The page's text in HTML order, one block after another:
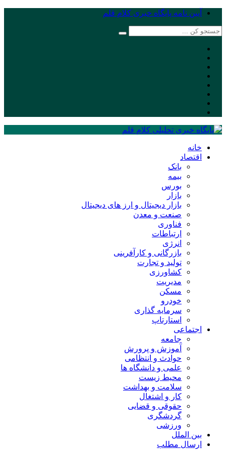
آیین نامه پایگاه خبری کلام قلم
خانه
اقتصاد
بانک
بیمه
بورس
بازار
بازار دیجیتال و ارز های دیجیتال
صنعت و معدن
فناوری
ارتباطات
انرژی
بازرگانی و کارآفرینی
تولید و تجارت
کشاورزی
مدیریت
مسکن
خودرو
سرمایه گذاری
استارتاپ
اجتماعی
جامعه
آموزش و پرورش
حوادث و انتظامی
علمی و دانشگاه ها
محیط زیست
سلامت و بهداشت
کار و اشتغال
حقوقی و قضایی
گردشگری
ورزشی
بین الملل
ارسال مطلب